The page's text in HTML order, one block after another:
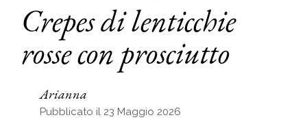
Crepes di lenticchie
rosse con prosciutto
Arianna
Pubblicato il 23 Maggio 2026